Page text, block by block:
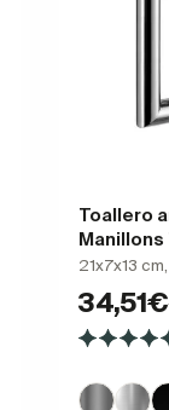
Toallero
21x7x13
34,51€